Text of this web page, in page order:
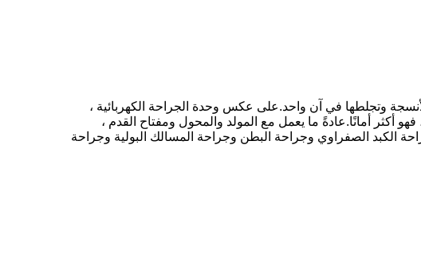
وتجلطها في آن واحد.على عكس وحدة الجراحة الكهربائية ،
أكثر أمانًا.عادةً ما يعمل مع المولد والمحول ومفتاح القدم ،
الكبد الصفراوي وجراحة البطن وجراحة المسالك البولية وجراحة